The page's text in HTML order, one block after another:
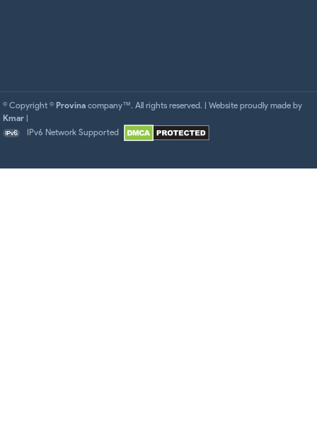
© Copyright © Provina company™. All rights reserved. | Website proudly made by
Kmar |
IPv6 Network Supported